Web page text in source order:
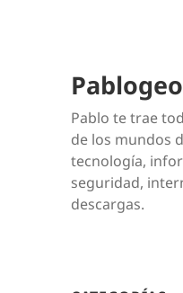
Pablogeo
Pablo te trae
de los mundos
tecnología,
seguridad,
descargas.